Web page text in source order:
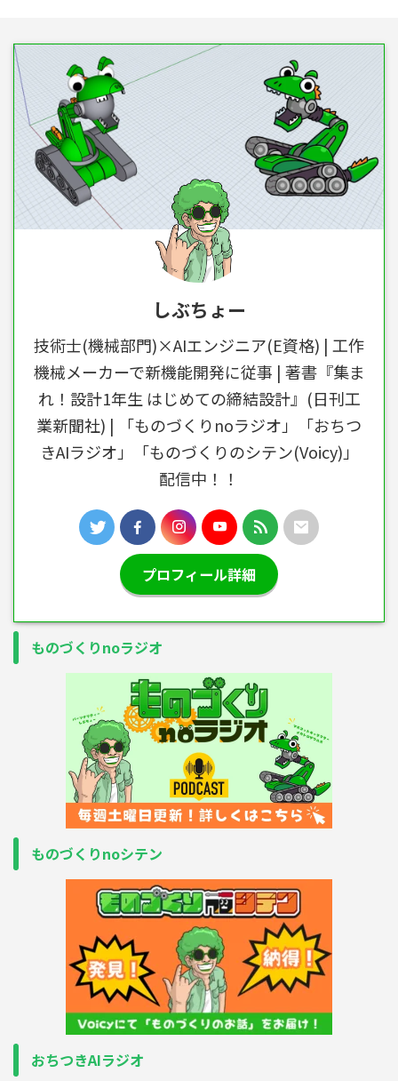
しぶちょー
技術士(機械部門)×AIエンジニア(E資格) | 工作
機械メーカーで新機能開発に従事 | 著書『集ま
れ！設計1年生 はじめての締結設計』(日刊工
業新聞社) | 「ものづくりnoラジオ」「おちつ
きAIラジオ」「ものづくりのシテン(Voicy)」
配信中！！
プロフィール詳細
ものづくりnoラジオ
ものづくりnoシテン
おちつきAIラジオ